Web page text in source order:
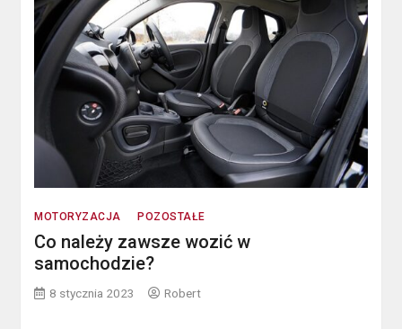
MOTORYZACJA POZOSTAŁE
Co należy zawsze wozić w
samochodzie?
8 stycznia 2023 Robert